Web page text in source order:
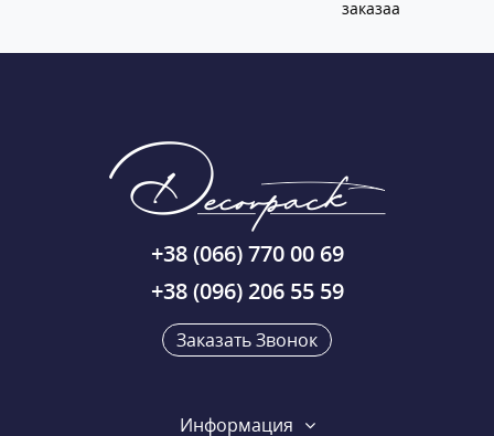
заказаа
+38 (066) 770 00 69
+38 (096) 206 55 59
Заказать Звонок
Информация